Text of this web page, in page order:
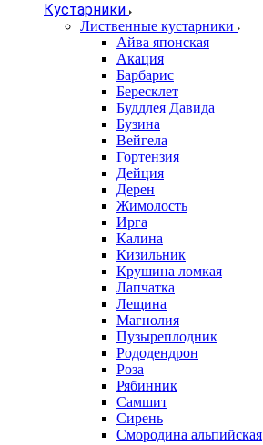
Кустарники
Лиственные кустарники
Айва японская
Акация
Барбарис
Бересклет
Буддлея Давида
Бузина
Вейгела
Гортензия
Дейция
Дерен
Жимолость
Ирга
Калина
Кизильник
Крушина ломкая
Лапчатка
Лещина
Магнолия
Пузыреплодник
Рододендрон
Роза
Рябинник
Самшит
Сирень
Смородина альпийская